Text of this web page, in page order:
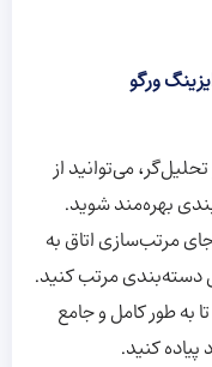
می‌توانید از
بهره‌مند شوید.
مرتب‌سازی اتاق به
دسته‌بندی مرتب کنید.
به طور کامل و جامع
کنید.